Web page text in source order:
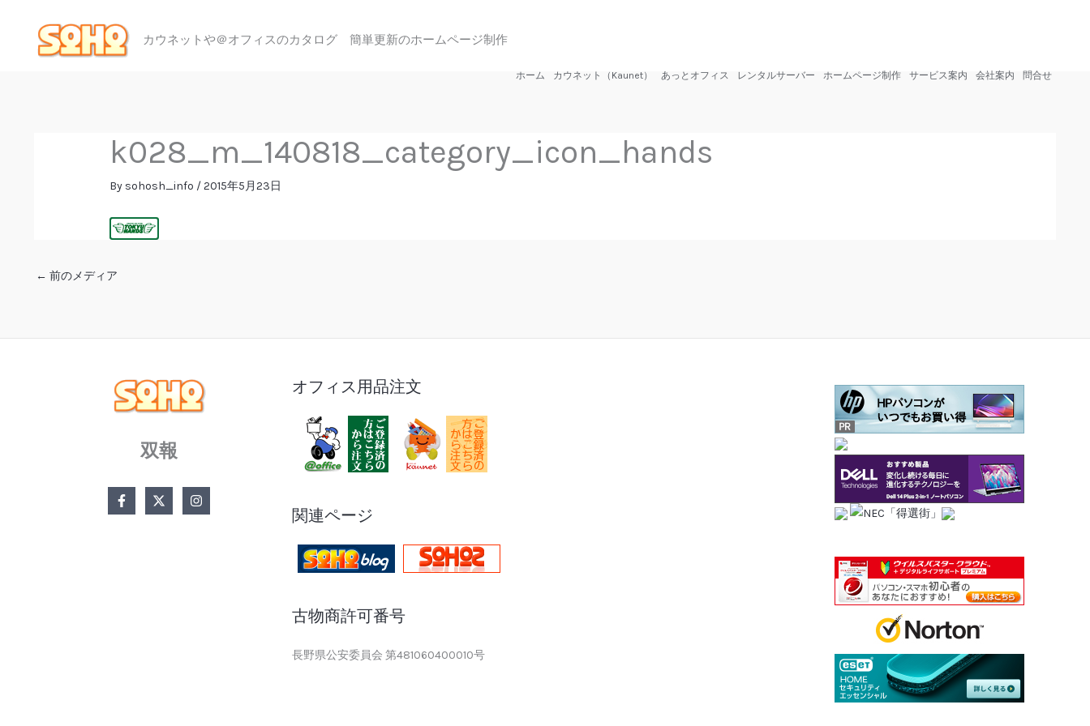
カウネットや＠オフィスのカタログ 簡単更新のホームページ制作
ホーム カウネット（Kaunet） あっとオフィス レンタルサーバー ホームページ制作 サービス案内 会社案内 問合せ
k028_m_140818_category_icon_hands
By sohosh_info /2015年5月23日
← 前のメディア
双報
オフィス用品注文
関連ページ
古物商許可番号
長野県公安委員会 第481060400010号